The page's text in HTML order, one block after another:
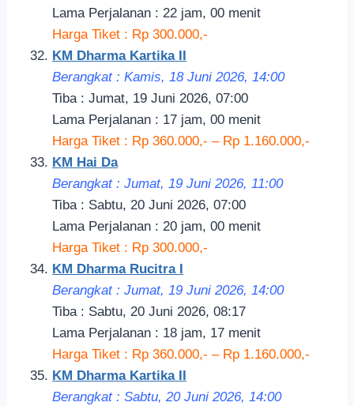
Lama Perjalanan : 22 jam, 00 menit
Harga Tiket : Rp 300.000,-
KM Dharma Kartika II
Berangkat : Kamis, 18 Juni 2026, 14:00
Tiba : Jumat, 19 Juni 2026, 07:00
Lama Perjalanan : 17 jam, 00 menit
Harga Tiket : Rp 360.000,- – Rp 1.160.000,-
KM Hai Da
Berangkat : Jumat, 19 Juni 2026, 11:00
Tiba : Sabtu, 20 Juni 2026, 07:00
Lama Perjalanan : 20 jam, 00 menit
Harga Tiket : Rp 300.000,-
KM Dharma Rucitra I
Berangkat : Jumat, 19 Juni 2026, 14:00
Tiba : Sabtu, 20 Juni 2026, 08:17
Lama Perjalanan : 18 jam, 17 menit
Harga Tiket : Rp 360.000,- – Rp 1.160.000,-
KM Dharma Kartika II
Berangkat : Sabtu, 20 Juni 2026, 14:00